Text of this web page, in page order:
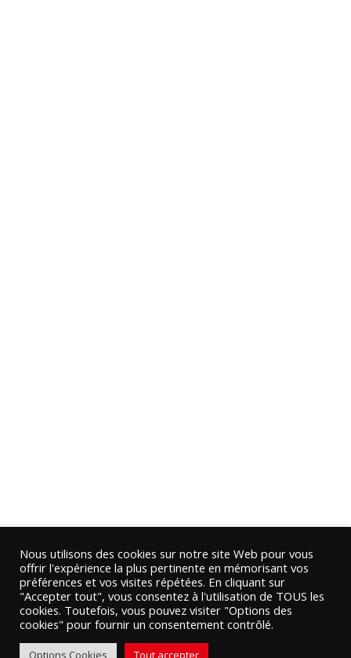
Nous utilisons des cookies sur notre site Web pour vous
offrir l'expérience la plus pertinente en mémorisant vos
préférences et vos visites répétées. En cliquant sur
"Accepter tout", vous consentez à l'utilisation de TOUS les
cookies. Toutefois, vous pouvez visiter "Options des
cookies" pour fournir un consentement contrôlé.
Options Cookies Tout accepter